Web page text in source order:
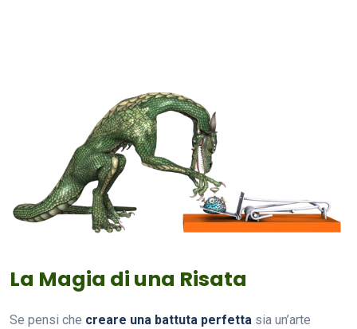
La Magia di una Risata
Se pensi che creare una battuta perfetta sia un’arte